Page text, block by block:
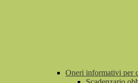
Oneri informativi per